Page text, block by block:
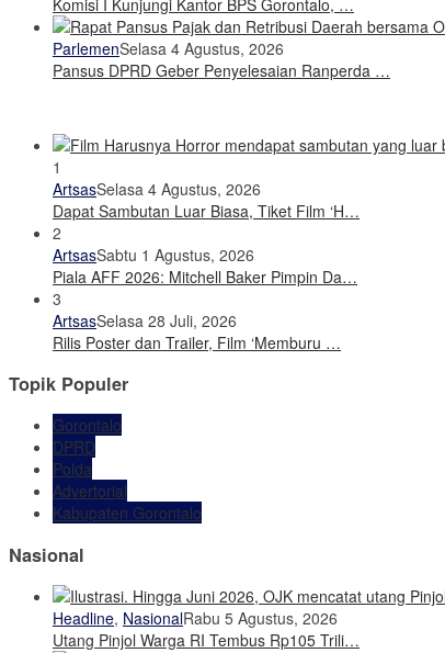
ParlemenSelasa 4 Agustus, 2026
Pansus DPRD Geber Penyelesaian Ranperda …
1
ArtsasSelasa 4 Agustus, 2026
Dapat Sambutan Luar Biasa, Tiket Film ‘H…
2
ArtsasSabtu 1 Agustus, 2026
Piala AFF 2026: Mitchell Baker Pimpin Da…
3
ArtsasSelasa 28 Juli, 2026
Rilis Poster dan Trailer, Film ‘Memburu …
Topik Populer
Gorontalo
DPRD
Polda
Advertorial
Kabupaten Gorontalo
Nasional
Headline, NasionalRabu 5 Agustus, 2026
Utang Pinjol Warga RI Tembus Rp105 Trili…